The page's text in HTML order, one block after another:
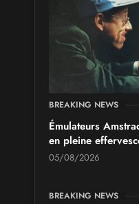
SALONS &
Saint Sul'Play
Samedi 19et
SALONS &
Chibi Manga
Samedi 17 et
Comtal
BREAKING NEWS
Émulateurs
en pleine
05/08/2026
BREAKING NEWS